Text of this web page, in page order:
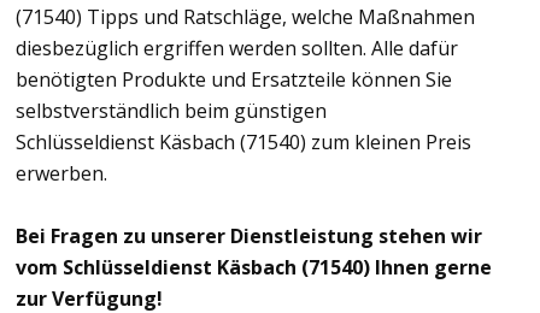
(71540) Tipps und Ratschläge, welche Maßnahmen
diesbezüglich ergriffen werden sollten. Alle dafür
benötigten Produkte und Ersatzteile können Sie
selbstverständlich beim günstigen
Schlüsseldienst Käsbach (71540) zum kleinen Preis
erwerben.
Bei Fragen zu unserer Dienstleistung stehen wir
vom Schlüsseldienst Käsbach (71540) Ihnen gerne
zur Verfügung!